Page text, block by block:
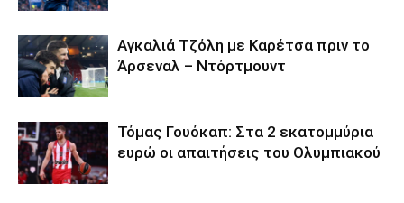
Αγκαλιά Τζόλη με Καρέτσα πριν το
Άρσεναλ – Ντόρτμουντ
Τόμας Γουόκαπ: Στα 2 εκατομμύρια
ευρώ οι απαιτήσεις του Ολυμπιακού